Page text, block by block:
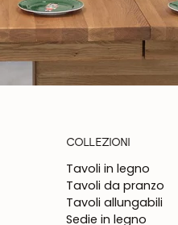
COLLEZIONI
Tavoli in legno
Tavoli da pranzo
Tavoli allungabili
Sedie in legno